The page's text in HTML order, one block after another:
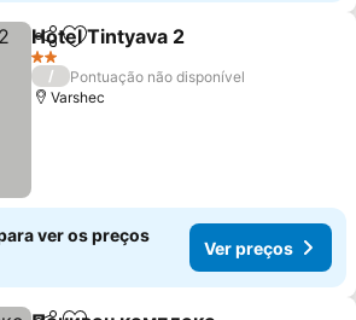
PartilharAdicionar aos favoritos
Hotel Tintyava 2
2 Estrelas
/
Pontuação não disponível
Varshec
ver os preços
Ver preços